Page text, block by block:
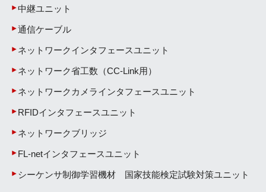
中継ユニット
通信ケーブル
ネットワークインタフェースユニット
ネットワーク省工数（CC-Link用）
ネットワークカメラインタフェースユニット
RFIDインタフェースユニット
ネットワークブリッジ
FL-netインタフェースユニット
シーケンサ制御学習機材 国家技能検定試験対策ユニット